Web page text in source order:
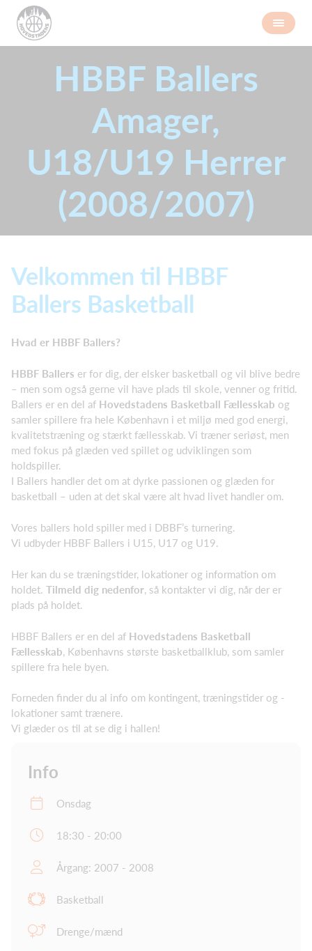
HBBF Ballers
Amager,
U18/U19 Herrer
(2008/2007)
Velkommen til HBBF
Ballers Basketball
Hvad er HBBF Ballers?
HBBF Ballers er for dig, der elsker basketball og vil blive bedre
– men som også gerne vil have plads til skole, venner og fritid.
Ballers er en del af Hovedstadens Basketball Fællesskab og
samler spillere fra hele København i et miljø med god energi,
kvalitetstræning og stærkt fællesskab. Vi træner seriøst, men
med fokus på glæden ved spillet og udviklingen som
holdspiller.
I Ballers handler det om at dyrke passionen og glæden for
basketball – uden at det skal være alt hvad livet handler om.
Vores ballers hold spiller med i DBBF’s turnering.
Vi udbyder HBBF Ballers i U15, U17 og U19.
Her kan du se træningstider, lokationer og information om
holdet. Tilmeld dig nedenfor, så kontakter vi dig, når der er
plads på holdet.
HBBF Ballers er en del af Hovedstadens Basketball
Fællesskab , Københavns største basketballklub, som samler
spillere fra hele byen.
Forneden finder du al info om kontingent, træningstider og -
lokationer samt trænere.
Vi glæder os til at se dig i hallen!
Info
Onsdag
18:30 - 20:00
Årgang: 2007 - 2008
Basketball
Drenge/mænd